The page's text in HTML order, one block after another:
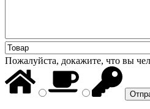
Пожалуйста, докажите, что вы